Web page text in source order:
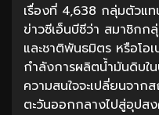
เรื่องที่ 4,638 กลุ่มตัวแท
ข่าวซีเอ็นบีซีว่า สมาชิกก
และชาติพันธมิตร หรือโอ
กำลังการผลิตน้ำมันดิบใ
ความสนใจจะเปลี่ยนจา
ตะวันออกกลางไปสู่อุปส